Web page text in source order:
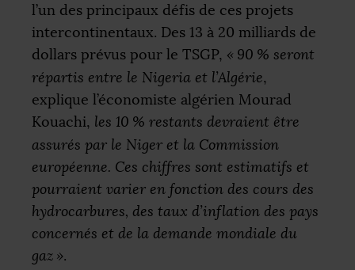
l’un des principaux défis de ces projets
intercontinentaux. Des 13 à 20 milliards de
dollars prévus pour le TSGP, « 90 % seront
répartis entre le Nigeria et l’Algérie,
explique l’économiste algérien Mourad
Kouachi, les 10 % restants devraient être
assurés par le Niger et la Commission
européenne. Ces chiffres sont estimatifs et
pourraient varier en fonction des cours des
hydrocarbures, des taux d’inflation des pays
concernés et de la demande mondiale du
gaz ».